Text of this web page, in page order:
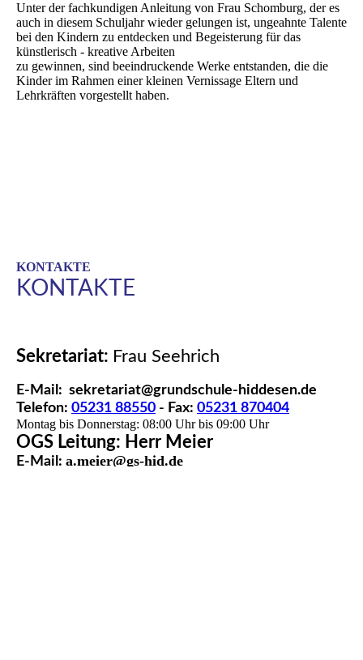
Unter der fachkundigen Anleitung von Frau Schomburg, der es
auch in diesem Schuljahr wieder gelungen ist, ungeahnte Talente
bei den Kindern zu entdecken und Begeisterung für das
künstlerisch - kreative Arbeiten
zu gewinnen, sind beeindruckende Werke entstanden, die die
Kinder im Rahmen einer kleinen Vernissage Eltern und
Lehrkräften vorgestellt haben.
KONTAKTE
KONTAKTE
Sekretariat: Frau Seehrich
E-Mail : sekretariat@grundschule-hiddesen.de
Telefon: 05231 88550 - Fax: 05231 870404
Montag bis Donnerstag: 08:00 Uhr bis 09:00 Uhr
OGS Leitung: Herr Meier
E-Mail: a.meier@gs-hid.de